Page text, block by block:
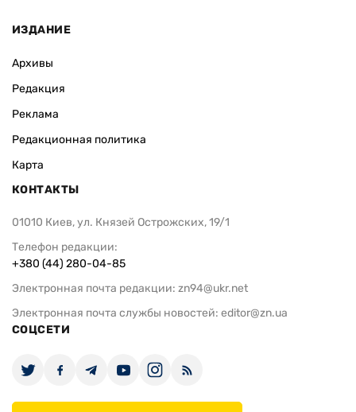
ИЗДАНИЕ
Архивы
Редакция
Реклама
Редакционная политика
Карта
КОНТАКТЫ
01010 Киев, ул. Князей Острожских, 19/1
Телефон редакции:
+380 (44) 280-04-85
Электронная почта редакции: zn94@ukr.net
Электронная почта службы новостей: editor@zn.ua
СОЦСЕТИ